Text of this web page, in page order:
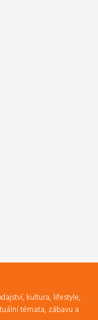
kultura, lifestyle,
témata, zábavu a